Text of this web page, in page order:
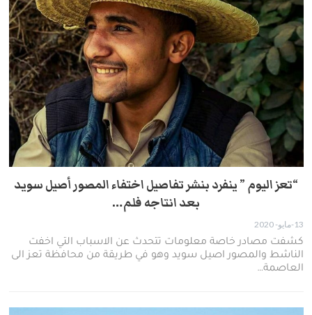
“تعز اليوم ” ينفرد بنشر تفاصيل اختفاء المصور أصيل سويد
بعد انتاجه فلم…
13-مايو- 2020
كشفت مصادر خاصة معلومات تتحدث عن الاسباب التي اخفت
الناشط والمصور اصيل سويد وهو في طريقة من محافظة تعز الى
العاصمة…